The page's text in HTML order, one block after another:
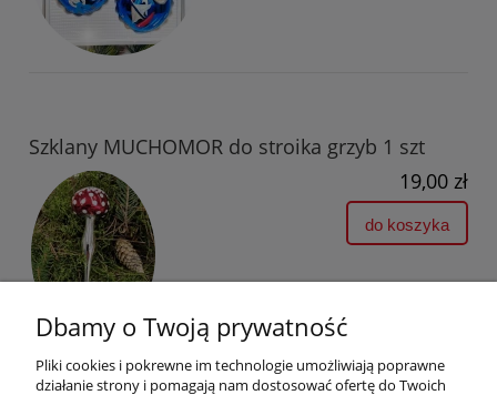
Szklany MUCHOMOR do stroika grzyb 1 szt
19,00 zł
do koszyka
Dbamy o Twoją prywatność
Pliki cookies i pokrewne im technologie umożliwiają poprawne
działanie strony i pomagają nam dostosować ofertę do Twoich